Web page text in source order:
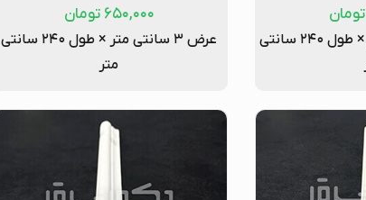
تومان
عرض ۴.۵ سانتی متر × طول ۲۴۰ سانتی
۶۵۰,۰۰۰ تومان
عرض ۳ سانتی متر × طول ۲۴۰ سانتی
متر